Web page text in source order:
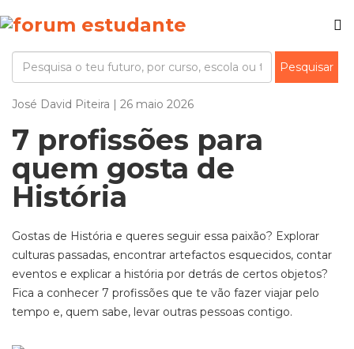
José David Piteira | 26 maio 2026
7 profissões para
quem gosta de
História
Gostas de História e queres seguir essa paixão? Explorar
culturas passadas, encontrar artefactos esquecidos, contar
eventos e explicar a história por detrás de certos objetos?
Fica a conhecer 7 profissões que te vão fazer viajar pelo
tempo e, quem sabe, levar outras pessoas contigo.